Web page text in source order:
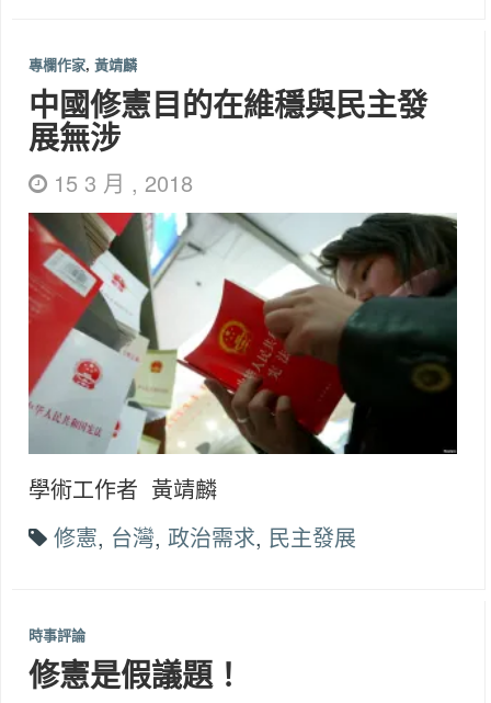
專欄作家, 黃靖麟
中國修憲目的在維穩與民主發
展無涉
15 3 月 , 2018
學術工作者 黃靖麟
修憲, 台灣, 政治需求, 民主發展
時事評論
修憲是假議題！